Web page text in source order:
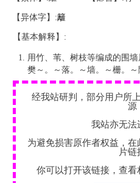
【异体字】:籬
【基本解释】:
用竹、苇、树枝等编成的围墙
樊～。～落。～墙。～栅。～
经我站研判，部分用户所
源
我站亦无法
为避免损害原作者权益，
片链
你可以打开该链接，查看